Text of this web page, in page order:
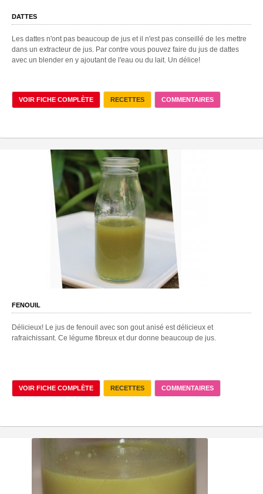
DATTES
Les dattes n'ont pas beaucoup de jus et il n'est pas conseillé de les mettre
dans un extracteur de jus. Par contre vous pouvez faire du jus de dattes
avec un blender en y ajoutant de l'eau ou du lait. Un délice!
VOIR FICHE COMPLÈTE RECETTES COMMENTAIRES
FENOUIL
Délicieux! Le jus de fenouil avec son gout anisé est délicieux et
rafraichissant. Ce légume fibreux et dur donne beaucoup de jus.
VOIR FICHE COMPLÈTE RECETTES COMMENTAIRES